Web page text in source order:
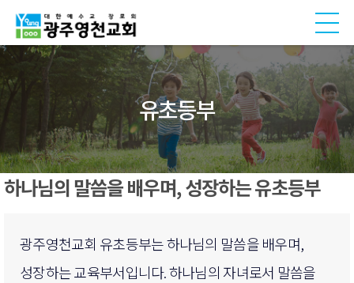
유초등부
하나님의 말씀을 배우며, 성장하는 유초등부
광주영천교회 유초등부는 하나님의 말씀을 배우며,
성장하는 교육부서입니다. 하나님의 자녀로서 말씀을